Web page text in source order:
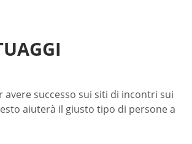
successo sui siti di incontri sui
aiuterà il giusto tipo di persone a